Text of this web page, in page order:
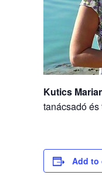
Kutics
tanácsadó és
Add to